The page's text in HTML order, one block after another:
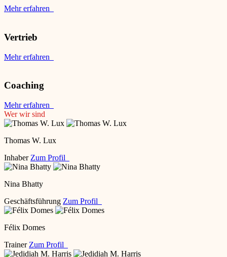
Mehr erfahren
Vertrieb
Mehr erfahren
Coaching
Mehr erfahren
Wer wir sind
Thomas W. Lux
Inhaber Zum Profil
Nina Bhatty
Geschäftsführung Zum Profil
Félix Domes
Trainer Zum Profil